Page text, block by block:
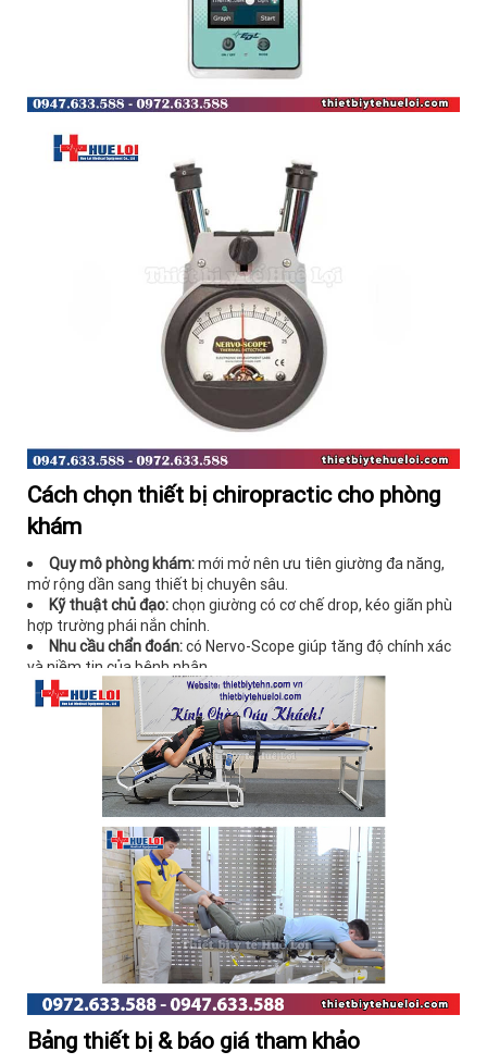
Cách chọn thiết bị chiropractic cho phòng
khám
Quy mô phòng khám:mới mở nên ưu tiên giường đa năng,
mở rộng dần sang thiết bị chuyên sâu.
Kỹ thuật chủ đạo:chọn giường có cơ chế drop, kéo giãn phù
hợp trường phái nắn chỉnh.
Nhu cầu chẩn đoán:có Nervo-Scope giúp tăng độ chính xác
và niềm tin của bệnh nhân.
Ngân sách trọn gói:
nên tính tổng chi phí giường + súng +
thiết bị chẩn đoán.
Bảng thiết bị & báo giá tham khảo